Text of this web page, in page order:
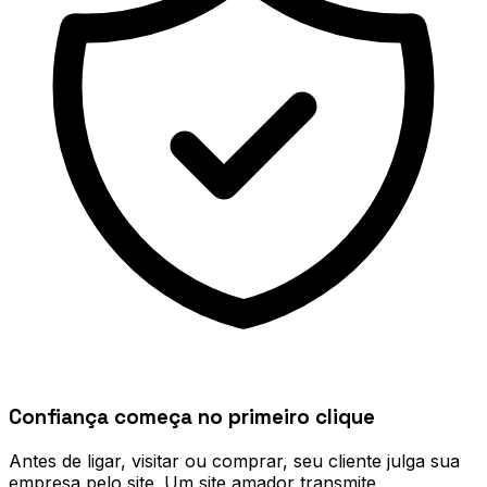
Confiança começa no primeiro clique
Antes de ligar, visitar ou comprar, seu cliente julga sua